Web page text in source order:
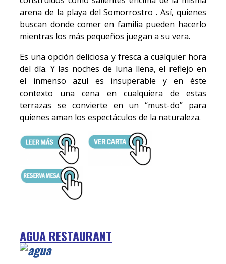
arena de la playa del Somorrostro . Así, quienes
buscan donde comer en familia pueden hacerlo
mientras los más pequeños juegan a su vera.
Es una opción deliciosa y fresca a cualquier hora
del día. Y las noches de luna llena, el reflejo en
el inmenso azul es insuperable y en éste
contexto una cena en cualquiera de estas
terrazas se convierte en un “must-do” para
quienes aman los espectáculos de la naturaleza.
AGUA RESTAURANT